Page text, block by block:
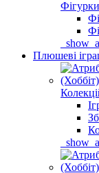
Плюшеві